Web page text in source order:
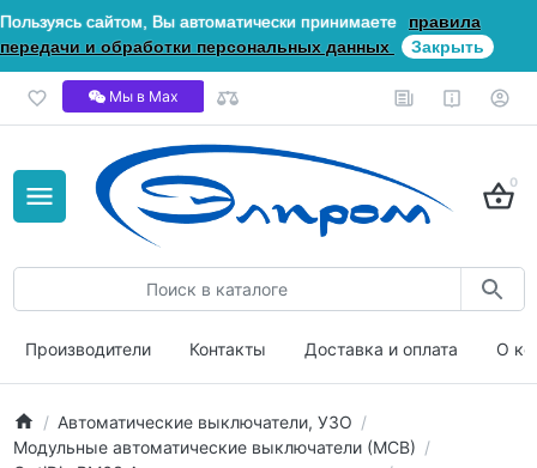
Пользуясь сайтом, Вы автоматически принимаете
правила
передачи и обработки персональных данных
Закрыть
Мы в Мах
0
Производители Контакты Доставка и оплата О
Автоматические выключатели, УЗО
Модульные автоматические выключатели (МСВ)